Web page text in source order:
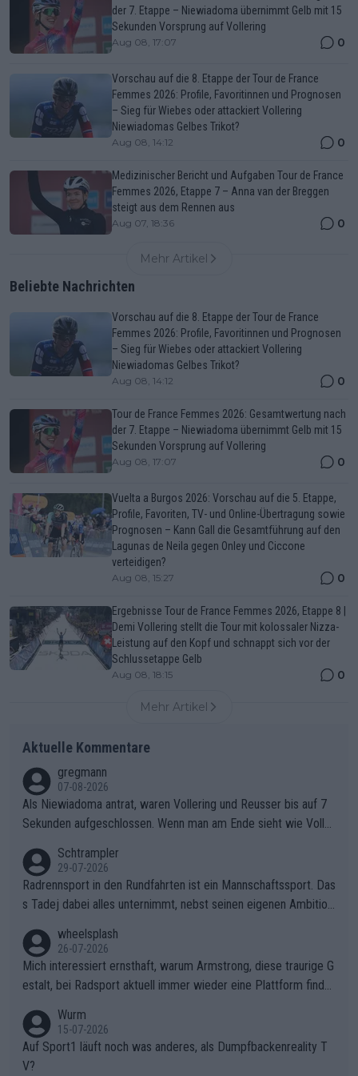
der 7. Etappe – Niewiadoma übernimmt Gelb mit 15
Sekunden Vorsprung auf Vollering
Aug 08, 17:07 0
Vorschau auf die 8. Etappe der Tour de France
Femmes 2026: Profile, Favoritinnen und Prognosen
– Sieg für Wiebes oder attackiert Vollering
Niewiadomas Gelbes Trikot?
Aug 08, 14:12 0
Medizinischer Bericht und Aufgaben Tour de France
Femmes 2026, Etappe 7 – Anna van der Breggen
steigt aus dem Rennen aus
Aug 07, 18:36 0
Mehr Artikel
Beliebte Nachrichten
Vorschau auf die 8. Etappe der Tour de France
Femmes 2026: Profile, Favoritinnen und Prognosen
– Sieg für Wiebes oder attackiert Vollering
Niewiadomas Gelbes Trikot?
Aug 08, 14:12 0
Tour de France Femmes 2026: Gesamtwertung nach
der 7. Etappe – Niewiadoma übernimmt Gelb mit 15
Sekunden Vorsprung auf Vollering
Aug 08, 17:07 0
Vuelta a Burgos 2026: Vorschau auf die 5. Etappe,
Profile, Favoriten, TV- und Online-Übertragung sowie
Prognosen – Kann Gall die Gesamtführung auf den
Lagunas de Neila gegen Onley und Ciccone
verteidigen?
Aug 08, 15:27 0
Ergebnisse Tour de France Femmes 2026, Etappe 8 |
Demi Vollering stellt die Tour mit kolossaler Nizza-
Leistung auf den Kopf und schnappt sich vor der
Schlussetappe Gelb
Aug 08, 18:15 0
Mehr Artikel
Aktuelle Kommentare
gregmann
07-08-2026
Als Niewiadoma antrat, waren Vollering und Reusser bis auf 7
Sekunden aufgeschlossen. Wenn man am Ende sieht wie Voller
ering die 7 Sekunden zu Niewiadoma nicht geschlossen hat un
d den Abstand hat anwachsen lassen. Ein schwerer taktischer
Fehler, der den Tour Sieg kosten wird.Diese Beobachtung trifft
Zögerlichkeit von Demi Vollering in diesem Moment war das e
ntscheidende Puzzleteil, das Katarzyna Niewiadoma die Tür z
um Gelben Trikot geöffnet hat.Das taktische Dilemma am Mon
t VentouxDie psychologische Falle: Vollering spekulierte in die
ser Phase darauf, dass Marlen Reusser im Gelben Trikot die N
achführarbeit leistet, um ihre Gesamtführung zu verteidigen.De
r Pokereinsatz: Anstatt die verbleibenden 7 Sekunden sofort s
Schtrampler
29-07-2026
Radrennsport in den Rundfahrten ist ein Mannschaftssport. Das
s Tadej dabei alles unternimmt, nebst seinen eigenen Ambition
ganze Team auch mental stark zu machen und konkret am Erf
olg teilzuhaben, ist ihm ganz hoch anzurechnen. Das ist ein Zei
chen weit über den Radsport hinaus.
wheelsplash
26-07-2026
Mich interessiert ernsthaft, warum Armstrong, diese traurige G
estalt, bei Radsport aktuell immer wieder eine Plattform finde
Wurm
15-07-2026
Auf Sport1 läuft noch was anderes, als Dumpfbackenreality T
V?